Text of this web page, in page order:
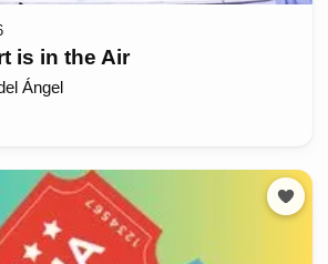
is in the Air
Ángel